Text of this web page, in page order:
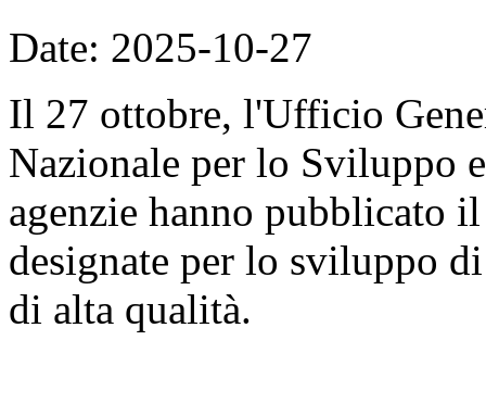
Date: 2025-10-27
Il 27 ottobre, l'Ufficio
Nazionale per lo Sviluppo
agenzie hanno pubblicato
designate per lo sviluppo
di alta qualità.